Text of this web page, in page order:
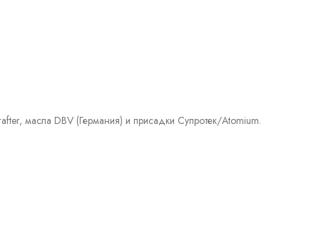
масла DBV (Германия) и присадки Супротек/Atomium.